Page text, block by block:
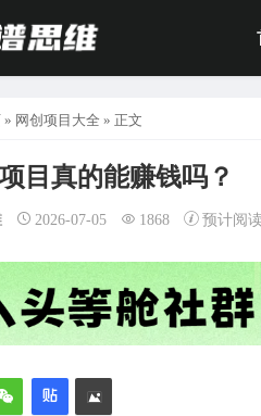
» 网创项目大全 » 正文
目真的能赚钱吗？
2026-07-05 1868 预计阅